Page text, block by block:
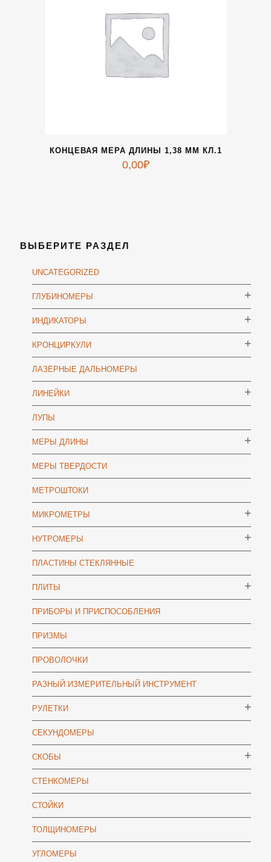
КОНЦЕВАЯ МЕРА ДЛИНЫ 1,38 ММ КЛ.1
0,00₽
ВЫБЕРИТЕ РАЗДЕЛ
UNCATEGORIZED
ГЛУБИНОМЕРЫ
ИНДИКАТОРЫ
КРОНЦИРКУЛИ
ЛАЗЕРНЫЕ ДАЛЬНОМЕРЫ
ЛИНЕЙКИ
ЛУПЫ
МЕРЫ ДЛИНЫ
МЕРЫ ТВЕРДОСТИ
МЕТРОШТОКИ
МИКРОМЕТРЫ
НУТРОМЕРЫ
ПЛАСТИНЫ СТЕКЛЯННЫЕ
ПЛИТЫ
ПРИБОРЫ И ПРИСПОСОБЛЕНИЯ
ПРИЗМЫ
ПРОВОЛОЧКИ
РАЗНЫЙ ИЗМЕРИТЕЛЬНЫЙ ИНСТРУМЕНТ
РУЛЕТКИ
СЕКУНДОМЕРЫ
СКОБЫ
СТЕНКОМЕРЫ
СТОЙКИ
ТОЛЩИНОМЕРЫ
УГЛОМЕРЫ